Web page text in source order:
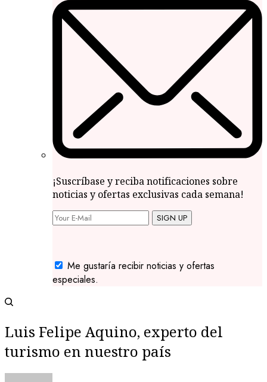
¡Suscríbase y reciba notificaciones sobre
noticias y ofertas exclusivas cada semana!
SIGN UP
Me gustaría recibir noticias y ofertas
especiales.
Luis Felipe Aquino, experto del
turismo en nuestro país